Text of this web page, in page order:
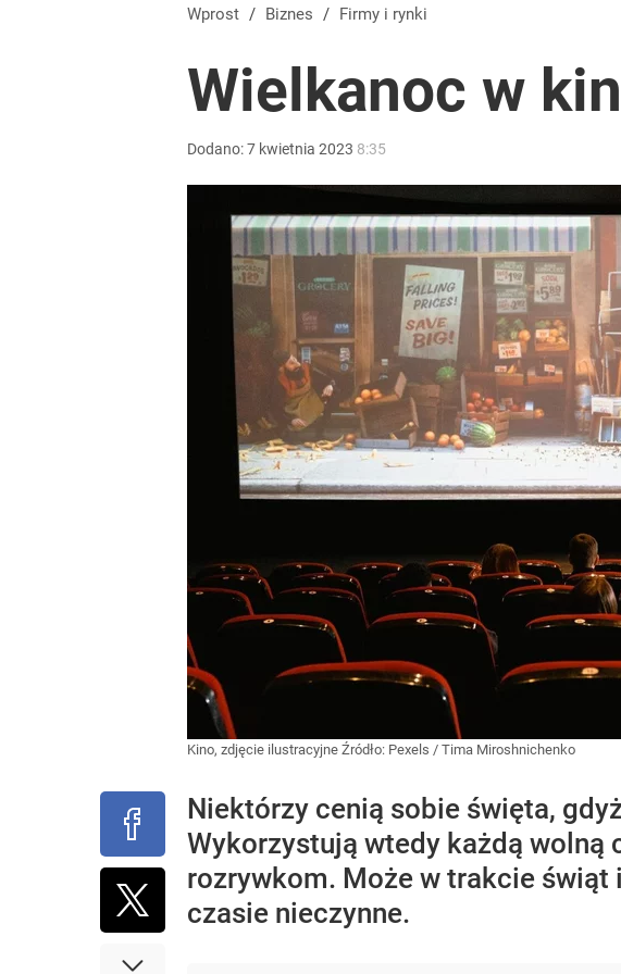
Wprost / Biznes / Firmy i rynki
Wielkanoc w
Dodano:7 kwietnia 2023 8:35
Kino, zdjęcie ilustracyjne Źródło: Pexels / Tima Miroshnichenko
Niektórzy cenią sobie święta,
Wykorzystują wtedy każdą wolną
rozrywkom. Może w trakcie świąt
czasie nieczynne.